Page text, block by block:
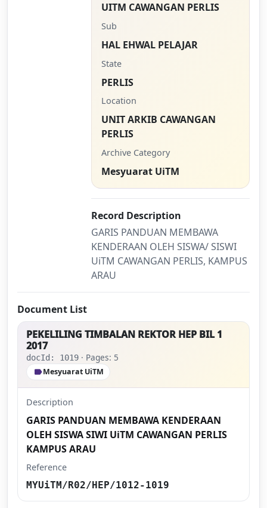
UITM CAWANGAN PERLIS
Sub
HAL EHWAL PELAJAR
State
PERLIS
Location
UNIT ARKIB CAWANGAN
PERLIS
Archive Category
Mesyuarat UiTM
Record Description
GARIS PANDUAN MEMBAWA
KENDERAAN OLEH SISWA/ SISWI
UiTM CAWANGAN PERLIS, KAMPUS
ARAU
Document List
PEKELILING TIMBALAN REKTOR HEP BIL 1
2017
docId: 1019 · Pages: 5
labelMesyuarat UiTM
Description
GARIS PANDUAN MEMBAWA KENDERAAN
OLEH SISWA SIWI UiTM CAWANGAN PERLIS
KAMPUS ARAU
Reference
MYUiTM/R02/HEP/1012-1019